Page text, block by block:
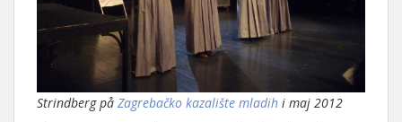
Strindberg på Zagrebačko kazalište mladih i maj 2012